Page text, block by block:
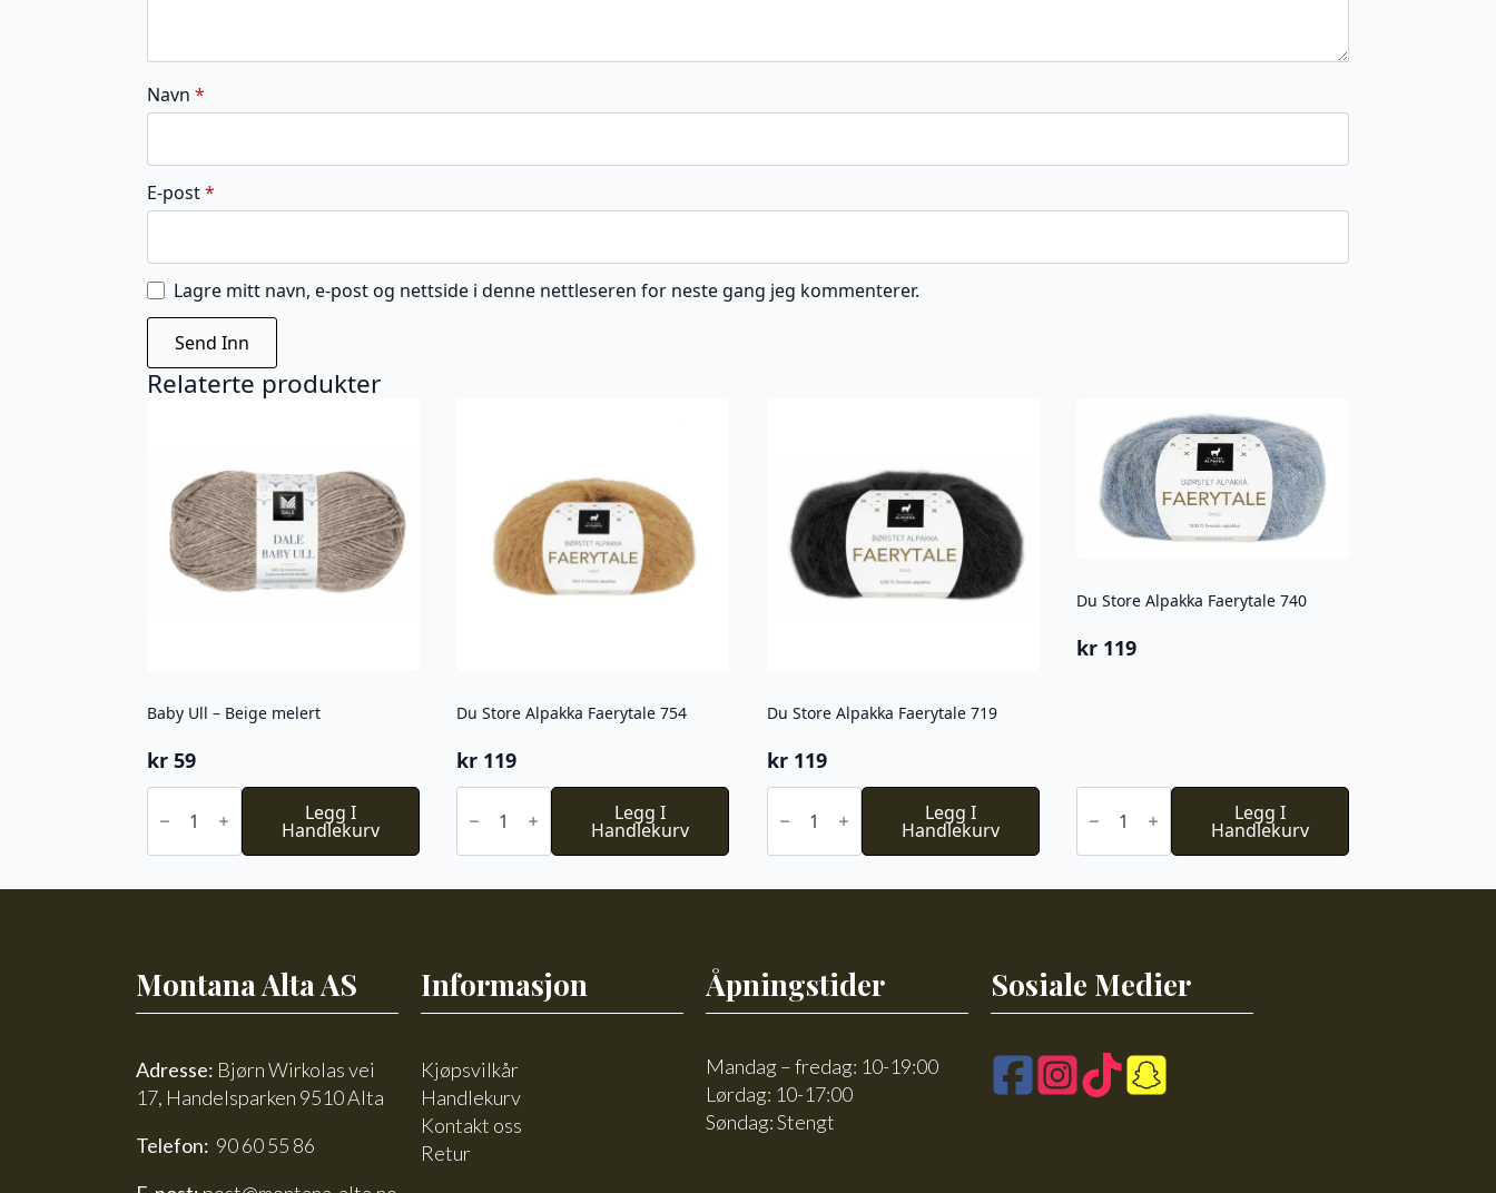
Navn *
E-post*
Lagre mitt navn, e-post og nettside i denne nettleseren for neste gang jeg kommenterer.
Relaterte produkter
Baby Ull – Beige melert
kr 59
Baby
Beige
antall
Legg I
Handlekurv
Du Store Alpakka Faerytale 754
kr 119
Du
Store
Alpakka
Faerytale
antall
Legg I
Handlekurv
Du Store Alpakka Faerytale 719
kr119
Du
Store
Alpakka
Faerytale
antall
Legg I
Handlekurv
Du Store Alpakka Faerytale 740
kr 119
Du
Store
Alpakka
Faerytale
antall
Legg I
Handlekurv
Montana Alta AS
Adresse: Bjørn Wirkolas vei
17, Handelsparken 9510 Alta
Telefon: 90 60 55 86
Informasjon
Kjøpsvilkår
Handlekurv
Kontakt oss
Retur
Åpningstider
Mandag – fredag: 10-19:00
Lørdag: 10-17:00
Søndag: Stengt
Sosiale Medier